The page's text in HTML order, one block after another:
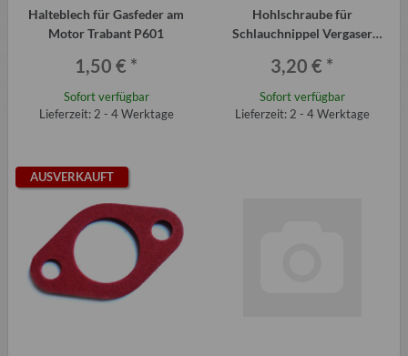
Halteblech für Gasfeder am
Motor Trabant P601
1,50 € *
Sofort verfügbar
Lieferzeit: 2 - 4 Werktage
Hohlschraube für
Schlauchnippel Vergaser
3,20 € *
Sofort verfügbar
Lieferzeit: 2 - 4 Werktage
AUSVERKAUFT